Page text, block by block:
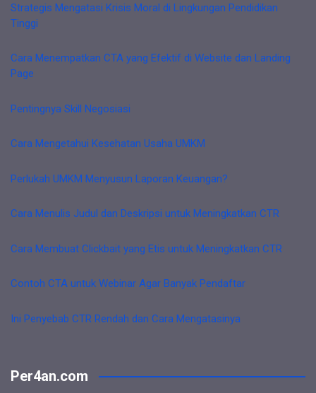
Strategis Mengatasi Krisis Moral di Lingkungan Pendidikan
Tinggi
Cara Menempatkan CTA yang Efektif di Website dan Landing
Page
Pentingnya Skill Negosiasi
Cara Mengetahui Kesehatan Usaha UMKM
Perlukah UMKM Menyusun Laporan Keuangan?
Cara Menulis Judul dan Deskripsi untuk Meningkatkan CTR
Cara Membuat Clickbait yang Etis untuk Meningkatkan CTR
Contoh CTA untuk Webinar Agar Banyak Pendaftar
Ini Penyebab CTR Rendah dan Cara Mengatasinya
Per4an.com